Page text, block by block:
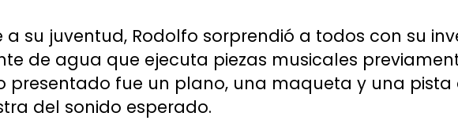
a su juventud, Rodolfo sorprendió a todos con su
de agua que ejecuta piezas musicales
presentado fue un plano, una maqueta y una pista
del sonido esperado.